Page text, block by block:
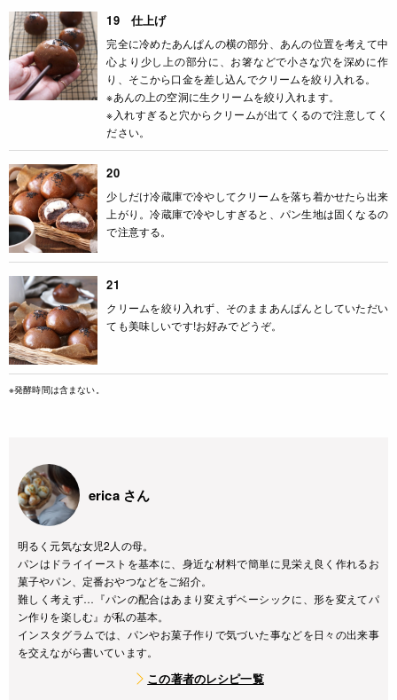
19 仕上げ
完全に冷めたあんぱんの横の部分、あんの位置を考えて中
心より少し上の部分に、お箸などで小さな穴を深めに作
り、そこから口金を差し込んでクリームを絞り入れる。
※あんの上の空洞に生クリームを絞り入れます。
※入れすぎると穴からクリームが出てくるので注意してく
ださい。
20
少しだけ冷蔵庫で冷やしてクリームを落ち着かせたら出来
上がり。冷蔵庫で冷やしすぎると、パン生地は固くなるの
で注意する。
21
クリームを絞り入れず、そのままあんぱんとしていただい
ても美味しいです!お好みでどうぞ。
※発酵時間は含まない。
erica さん
明るく元気な女児2人の母。
パンはドライイーストを基本に、身近な材料で簡単に見栄え良く作れるお
菓子やパン、定番おやつなどをご紹介。
難しく考えず…『パンの配合はあまり変えずベーシックに、形を変えてパ
ン作りを楽しむ』が私の基本。
インスタグラムでは、パンやお菓子作りで気づいた事などを日々の出来事
を交えながら書いています。
この著者のレシピ一覧